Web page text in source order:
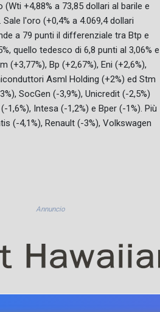
+4,88% a 73,85 dollari al barile e
l'oro (+0,4% a 4.069,4 dollari
a 79 punti il differenziale tra Btp e
quello tedesco di 6,8 punti al 3,06% e
Bp (+2,67%), Eni (+2,6%),
Asml Holding (+2%) ed Stm
SocGen (-3,9%), Unicredit (-2,5%)
Intesa (-1,2%) e Bper (-1%). Più
(-4,1%), Renault (-3%), Volkswagen
Annuncio